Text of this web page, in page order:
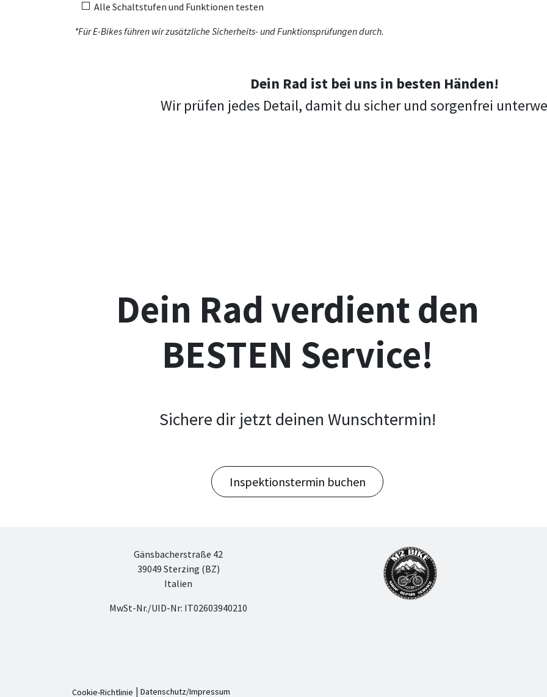
Alle Schaltstufen und Funktionen testen
*Für E-Bikes führen wir zusätzliche Sicherheits- und Funktionsprüfungen durch.
Dein Rad ist bei uns in besten Händen!
Wir prüfen jedes Detail, damit du sicher und sorgenfrei
Dein Rad verdient den
BESTEN Service!
Sichere dir jetzt deinen Wunschtermin!
Inspektionstermin buchen
Gänsbacherstraße 42
39049 Sterzing (BZ)
Italien
MwSt-Nr./UID-Nr: IT02603940210
Cookie-Richtlinie | Datenschutz/Impressum